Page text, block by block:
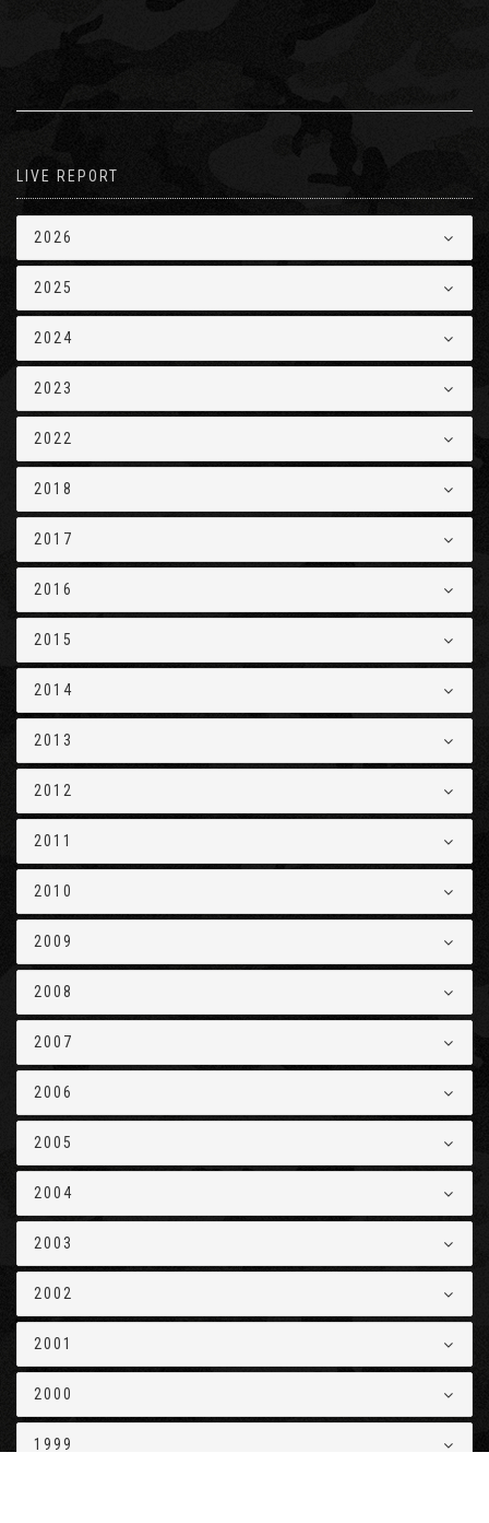
LIVE REPORT
2026
2025
2024
2023
2022
2018
2017
2016
2015
2014
2013
2012
2011
2010
2009
2008
2007
2006
2005
2004
2003
2002
2001
2000
1999